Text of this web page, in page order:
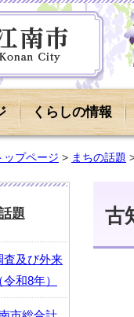
くらしの情報
ップページ > まちの話題
古
題
査及び外来
和8年）